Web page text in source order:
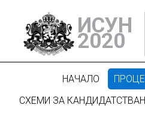
ИСУН
2020
НАЧАЛО
СХЕМИ ЗА